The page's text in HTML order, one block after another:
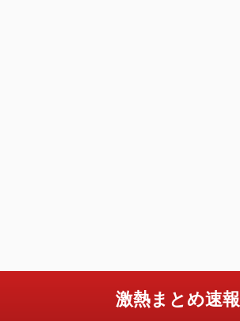
激熱まとめ速報